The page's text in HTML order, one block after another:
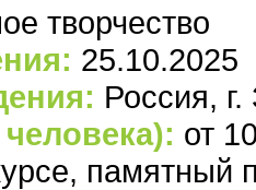
творчество
25.10.2025
Россия,
от
памятный